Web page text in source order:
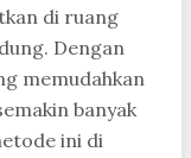
di ruang
Dengan
memudahkan
banyak
ini di